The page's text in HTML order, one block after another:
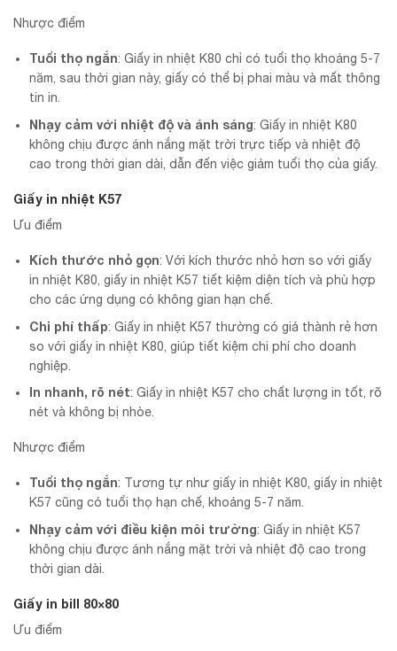
Nhược điểm
Tuổi thọ ngắn: Giấy in nhiệt K80 chỉ có tuổi thọ khoảng 5-7
năm, sau thời gian này, giấy có thể bị phai màu và mất thông
tin in.
Nhạy cảm với nhiệt độ và ánh sáng: Giấy in nhiệt K80
không chịu được ánh nắng mặt trời trực tiếp và nhiệt độ
cao trong thời gian dài, dẫn đến việc giảm tuổi thọ của giấy.
Giấy in nhiệt K57
Ưu điểm
Kích thước nhỏ gọn: Với kích thước nhỏ hơn so với giấy
in nhiệt K80, giấy in nhiệt K57 tiết kiệm diện tích và phù hợp
cho các ứng dụng có không gian hạn chế.
Chi phí thấp: Giấy in nhiệt K57 thường có giá thành rẻ hơn
so với giấy in nhiệt K80, giúp tiết kiệm chi phí cho doanh
nghiệp.
In nhanh, rõ nét: Giấy in nhiệt K57 cho chất lượng in tốt, rõ
nét và không bị nhòe.
Nhược điểm
Tuổi thọ ngắn: Tương tự như giấy in nhiệt K80, giấy in nhiệt
K57 cũng có tuổi thọ hạn chế, khoảng 5-7 năm.
Nhạy cảm với điều kiện môi trường: Giấy in nhiệt K57
không chịu được ánh nắng mặt trời và nhiệt độ cao trong
thời gian dài.
Giấy in bill 80×80
Ưu điểm